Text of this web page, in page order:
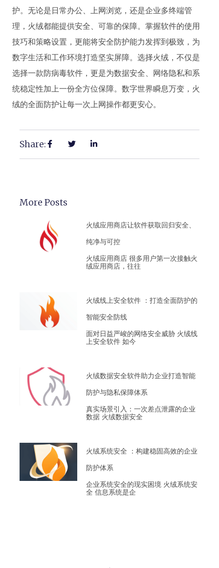
护。无论是日常办公、上网浏览，还是企业多终端管
理，火绒都能提供安全、可靠的保障。掌握软件的使用
技巧和策略设置，更能将安全防护能力发挥到极致，为
数字生活和工作环境打造坚实屏障。选择火绒，不仅是
选择一款防病毒软件，更是为数据安全、网络隐私和系
统稳定性加上一份全方位保障。数字世界瞬息万变，火
绒的全面防护让每一次上网操作都更安心。
Share:
More Posts
火绒应用商店让软件获取回归安全、
纯净与可控
火绒应用商店 很多用户第一次接触火
绒应用商店，往往
火绒线上安全软件 ：打造全面防护的
智能安全防线
面对日益严峻的网络安全威胁 火绒线
上安全软件 如今
火绒数据安全软件助力企业打造智能
防护与隐私保障体系
真实场景引入：一次差点泄露的企业
数据 火绒数据安全
火绒系统安全 ：构建稳固高效的企业
防护体系
企业系统安全的现实困境 火绒系统安
全 信息系统是企